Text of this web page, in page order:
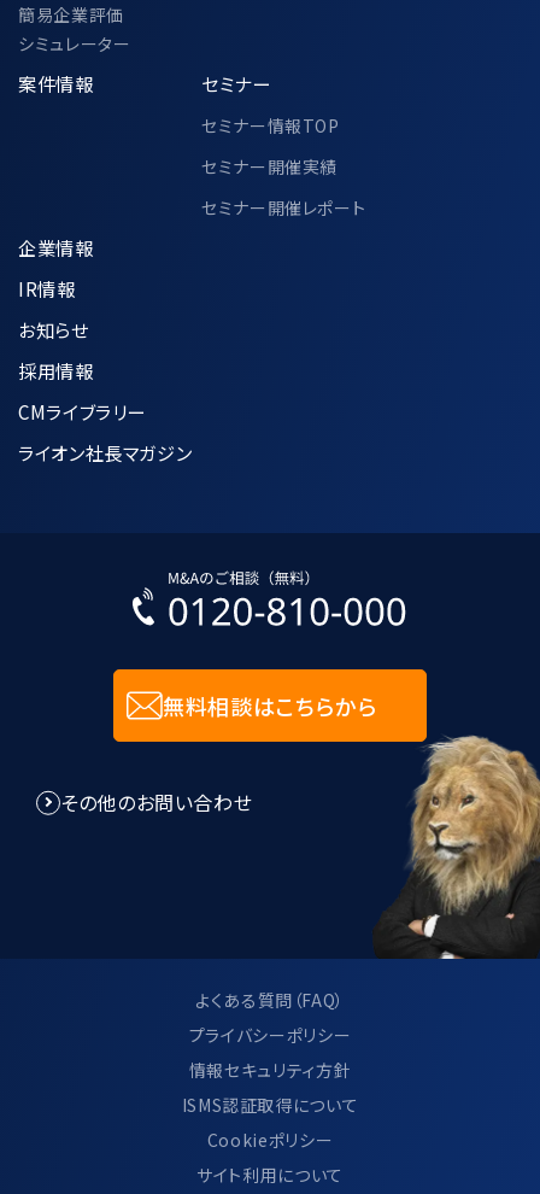
中小企業庁、一般社団法人M&A支援機関
協会、その他各公的機関での個人情報の共
同利用に関して、別途以下ページにて定め
https://www.ma-cp.com/privacy-
policy/joint-use/
必要な範囲内で正確かつ最新の状態に
保つように努めます。
壊、改竄及び漏洩などを防止するために
入力された個人情報に関しては、SSL技
8.個人情報管理規程に関して
当社は、個人情報管理規程を制定し、個
人情報に関する法令及びその他の規範に
適合させ、これらを遵守いたします。
当社は、個人情報管理規程の見直し及び
改善を継続的に行います。
9.サイト利用について
当サイトのご利用方法につきましては、別
ページ「 サイトのご利用について」に記載し
簡易企業評価
シミュレーター
案件情報 セミナー
セミナー情報TOP
セミナー開催実績
セミナー開催レポート
企業情報
IR情報
お知らせ
採用情報
CMライブラリー
ライオン社長マガジン
無料相談はこちらから
その他のお問い合わせ
よくある質問（FAQ）
プライバシーポリシー
情報セキュリティ方針
ISMS認証取得について
Cookieポリシー
サイト利用について